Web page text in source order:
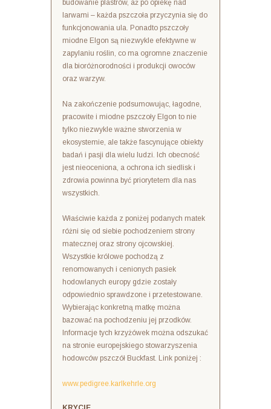
budowanie plastrów, aż po opiekę nad
larwami – każda pszczoła przyczynia się do
funkcjonowania ula. Ponadto pszczoły
miodne Elgon są niezwykle efektywne w
zapylaniu roślin, co ma ogromne znaczenie
dla bioróżnorodności i produkcji owoców
oraz warzyw.
Na zakończenie podsumowując, łagodne,
pracowite i miodne pszczoły Elgon to nie
tylko niezwykle ważne stworzenia w
ekosystemie, ale także fascynujące obiekty
badań i pasji dla wielu ludzi. Ich obecność
jest nieoceniona, a ochrona ich siedlisk i
zdrowia powinna być priorytetem dla nas
wszystkich.
Właściwie każda z poniżej podanych matek
różni się od siebie pochodzeniem strony
matecznej oraz strony ojcowskiej.
Wszystkie królowe pochodzą z
renomowanych i cenionych pasiek
hodowlanych europy gdzie zostały
odpowiednio sprawdzone i przetestowane.
Wybierając konkretną matkę można
bazować na pochodzeniu jej przodków.
Informacje tych krzyżówek można odszukać
na stronie europejskiego stowarzyszenia
hodowców pszczół Buckfast. Link poniżej :
www.pedigree.karlkehrle.org